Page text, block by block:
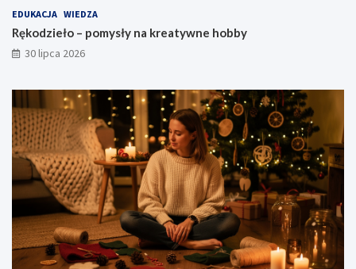
EDUKACJA WIEDZA
Rękodzieło – pomysły na kreatywne hobby
30 lipca 2026